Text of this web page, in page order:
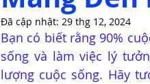
Đã cập nhật: 29 thg 12, 2024
Bạn có biết rằng 90%
sống và làm việc lý
lượng cuộc sống. Hãy